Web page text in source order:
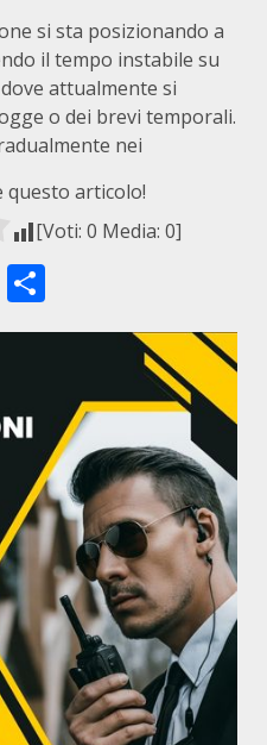
si sta posizionando a
il tempo instabile su
attualmente si
o dei brevi temporali.
nei
questo articolo!
[Voti: 0 Media: 0]
LinkedIn